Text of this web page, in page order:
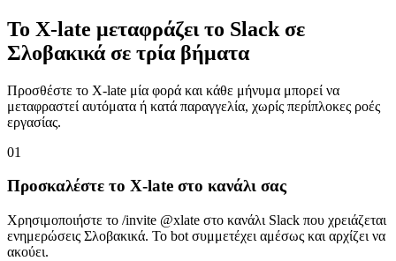
Το X-late μεταφράζει το Slack σε
Σλοβακικά σε τρία βήματα
Προσθέστε το X-late μία φορά και κάθε μήνυμα μπορεί να
μεταφραστεί αυτόματα ή κατά παραγγελία, χωρίς περίπλοκες ροές
εργασίας.
01
Προσκαλέστε το X-late στο κανάλι σας
Χρησιμοποιήστε το /invite @xlate στο κανάλι Slack που χρειάζεται
ενημερώσεις Σλοβακικά. Το bot συμμετέχει αμέσως και αρχίζει να
ακούει.